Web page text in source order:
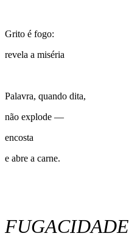
Grito é fogo:
revela a miséria
Palavra, quando dita,
não explode —
encosta
e abre a carne.
FUGACIDADE